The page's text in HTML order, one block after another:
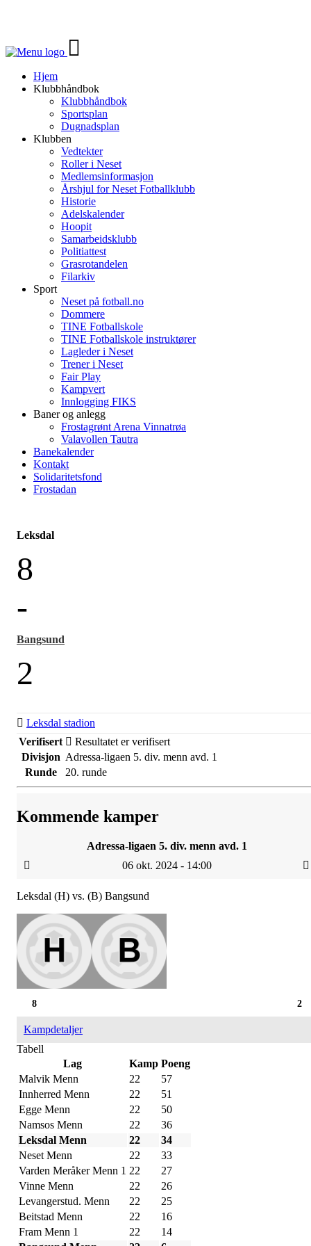
Veksle
navigasjon
Hjem
Klubbhåndbok
Klubbhåndbok
Sportsplan
Dugnadsplan
Klubben
Vedtekter
Roller i Neset
Medlemsinformasjon
Årshjul for Neset Fotballklubb
Historie
Adelskalender
Hoopit
Samarbeidsklubb
Politiattest
Grasrotandelen
Filarkiv
Sport
Neset på fotball.no
Dommere
TINE Fotballskole
TINE Fotballskole instruktører
Lagleder i Neset
Trener i Neset
Fair Play
Kampvert
Innlogging FIKS
Baner og anlegg
Frostagrønt Arena Vinnatrøa
Valavollen Tautra
Banekalender
Kontakt
Solidaritetsfond
Frostadan
Leksdal
8
-
Bangsund
2
Leksdal stadion
Verifisert
Resultatet er verifisert
Divisjon Adressa-ligaen 5. div. menn avd. 1
Runde
20. runde
Kommende kamper
Adressa-ligaen 5. div. menn avd. 1
06 okt. 2024 - 14:00
Leksdal (H) vs. (B) Bangsund
2
8
Kampdetaljer
Tabell
Lag
Kamp Poeng
Malvik Menn
22
57
Innherred Menn
22
51
Egge Menn
22
50
Namsos Menn
22
36
Leksdal Menn
22
34
Neset Menn
22
33
Varden Meråker Menn 1 22
27
Vinne Menn
22
26
Levangerstud. Menn
22
25
Beitstad Menn
22
16
Fram Menn 1
22
14